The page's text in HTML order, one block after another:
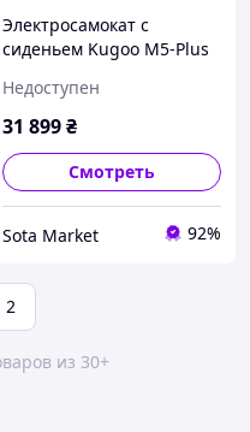
Электросамокат с
сиденьем Kugoo М5-Plus
Недоступен
31 899₴
Смотреть
Sota Market 92%
2
из 30+